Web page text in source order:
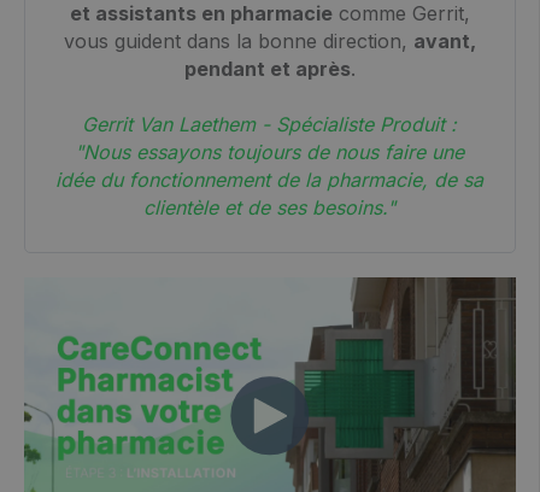
et assistants en pharmaciecomme Gerrit,
vous guident dans la bonne direction, avant,
pendant et après.
Gerrit Van Laethem - Spécialiste Produit :
"Nous essayons toujours de nous faire une
idée du fonctionnement de la pharmacie, de sa
clientèle et de ses besoins."